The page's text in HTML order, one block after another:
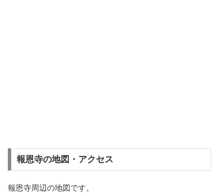
報恩寺の地図・アクセス
報恩寺周辺の地図です。